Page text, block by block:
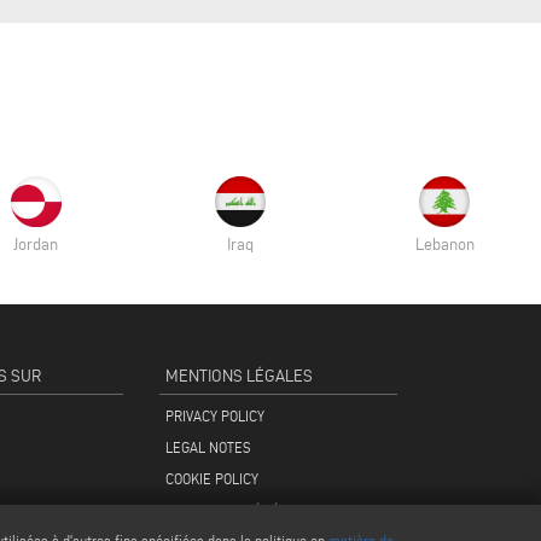
Jordan Iraq Lebanon
SUR MENTIONS LÉGALES
PRIVACY POLICY
LEGAL NOTES
COOKIE POLICY
CONDITIONS GÉNÉRALES DE VENTE